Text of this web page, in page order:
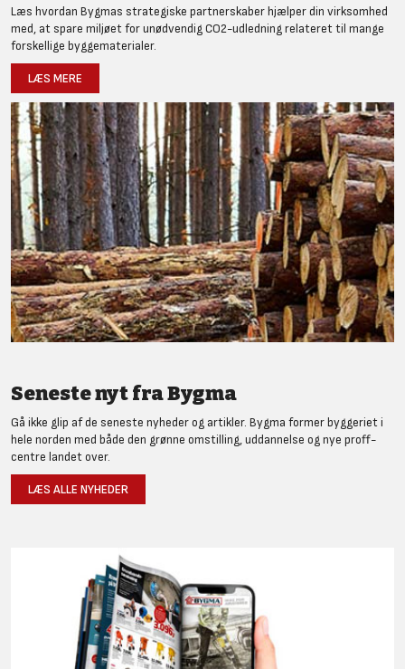
Læs hvordan Bygmas strategiske partnerskaber hjælper din virksomhed
med, at spare miljøet for unødvendig CO2-udledning relateret til mange
forskellige byggematerialer.
LÆS MERE
Seneste nyt fra Bygma
Gå ikke glip af de seneste nyheder og artikler. Bygma former byggeriet i
hele norden med både den grønne omstilling, uddannelse og nye proff-
centre landet over.
LÆS ALLE NYHEDER